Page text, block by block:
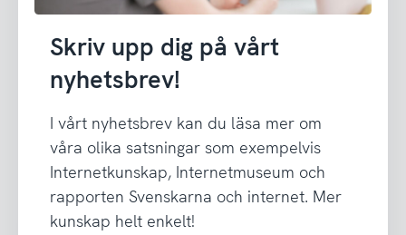
Skriv upp dig på vårt
nyhetsbrev!
I vårt nyhetsbrev kan du läsa mer om
våra olika satsningar som exempelvis
Internetkunskap, Internetmuseum och
rapporten Svenskarna och internet. Mer
kunskap helt enkelt!